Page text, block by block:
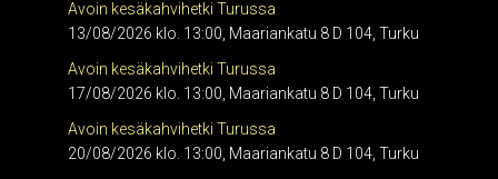
Avoin kesäkahvihetki Turussa
13/08/2026 klo. 13:00, Maariankatu 8 D 104, Turku
Avoin kesäkahvihetki Turussa
17/08/2026 klo. 13:00, Maariankatu 8 D 104, Turku
Avoin kesäkahvihetki Turussa
20/08/2026 klo. 13:00, Maariankatu 8 D 104, Turku